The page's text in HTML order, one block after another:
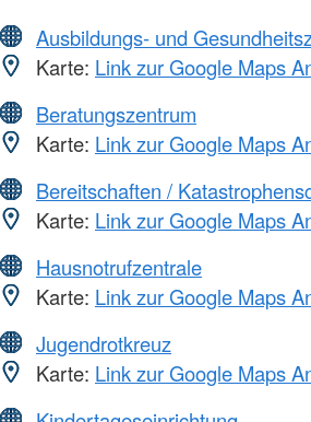
Ausbildungs- und
Karte: Link zur Google Maps
Beratungszentrum
Karte: Link zur Google Maps
Bereitschaften /
Karte: Link zur Google Maps
Hausnotrufzentrale
Karte: Link zur Google Maps
Jugendrotkreuz
Karte: Link zur Google Maps